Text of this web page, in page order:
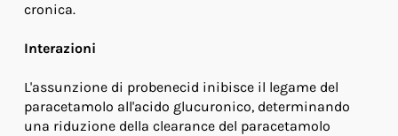
cronica.
Interazioni
L'assunzione di probenecid inibisce il legame del
paracetamolo all'acido glucuronico, determinando
una riduzione della clearance del paracetamolo